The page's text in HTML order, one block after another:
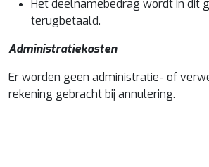
Het deelnamebedrag wordt in dit
terugbetaald.
Administratiekosten
Er worden geen administratie- of
rekening gebracht bij annulering.